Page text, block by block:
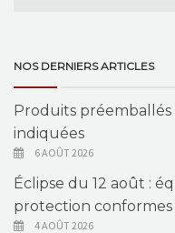
NOS DERNIERS ARTICLES
Produits
indiquées
6 AOÛT 2026
Éclipse du 12 août :
protection conformes
4 AOÛT 2026